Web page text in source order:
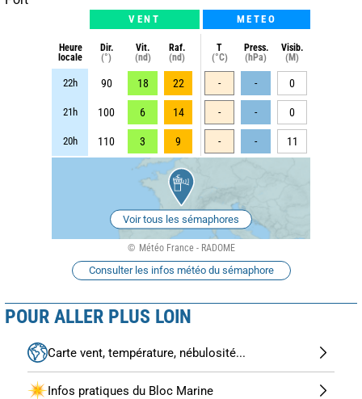
VENT METEO
Heure
locale
Dir.
(°)
Vit.
(nd)
Raf.
(nd)
T
(°C)
Press.
(hPa)
Visib.
(M)
22h 90 18 22 - - 0
21h 100 6 14 - - 0
20h 110 3 9 - - 11
Voir tous les sémaphores
Météo France - RADOME
Consulter les infos météo du sémaphore
POUR ALLER PLUS LOIN
Carte vent, température, nébulosité...
Infos pratiques du Bloc Marine